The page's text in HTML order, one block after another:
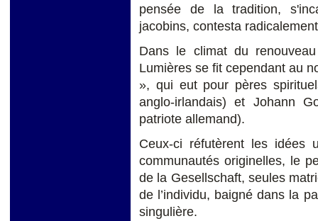
pensée de la tradition,
jacobins, contesta
Dans le climat du
Lumières se fit cependant au
», qui eut pour pères
anglo-irlandais) et Johann
patriote allemand).
Ceux-ci réfutèrent les idées
communautés originelles, le
de la Gesellschaft, seules
de l’individu, baigné dans la
singulière.